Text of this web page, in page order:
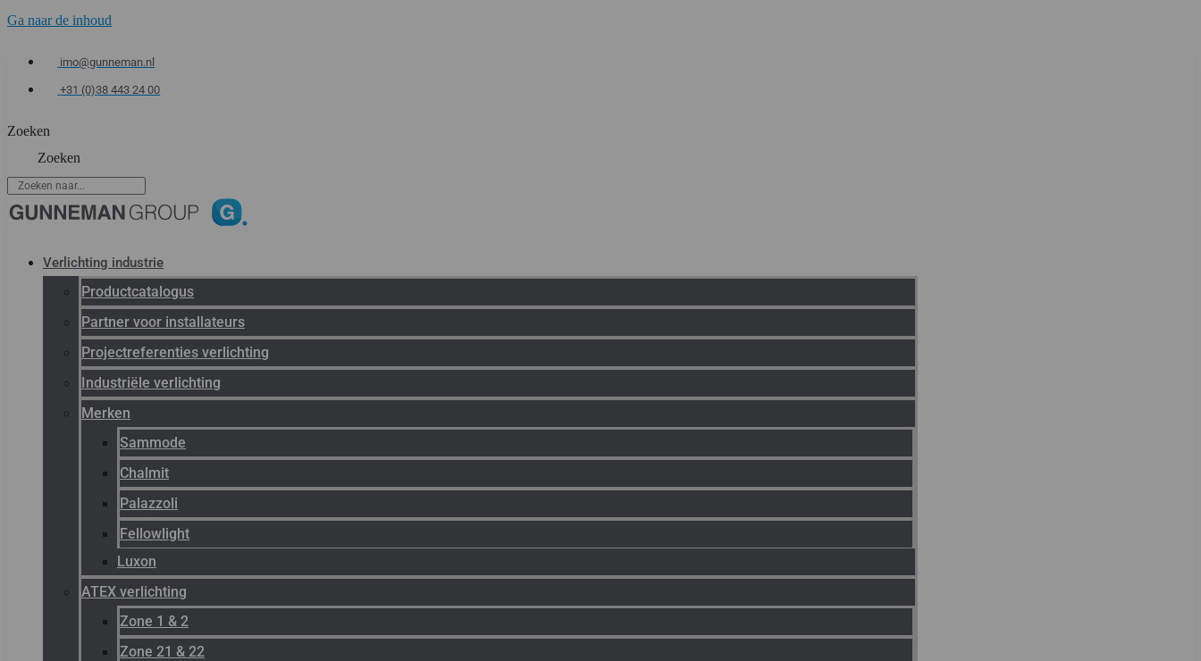
Ga naar de inhoud
imo@gunneman.nl
+31 (0)38 443 24 00
Zoeken
Zoeken
Verlichting industrie
Productcatalogus
Partner voor installateurs
Projectreferenties verlichting
Industriële verlichting
Merken
Sammode
Chalmit
Palazzoli
Fellowlight
Luxon
ATEX verlichting
Zone 1 & 2
Zone 21 & 22